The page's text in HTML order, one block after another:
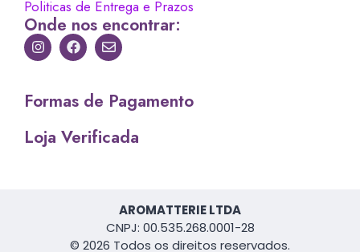
Politicas de Entrega e Prazos
Onde nos encontrar:
Formas de Pagamento
Loja Verificada
AROMATTERIE LTDA
CNPJ: 00.535.268.0001-28
© 2026 Todos os direitos reservados.